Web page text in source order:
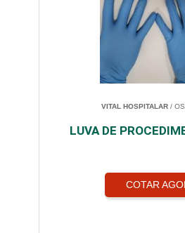
VITAL HOSPITALAR/
LUVA DE
COTAR